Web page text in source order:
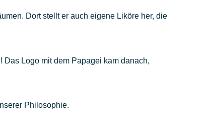
Dort stellt er auch eigene Liköre her, die
Das Logo mit dem Papagei kam danach,
Philosophie.